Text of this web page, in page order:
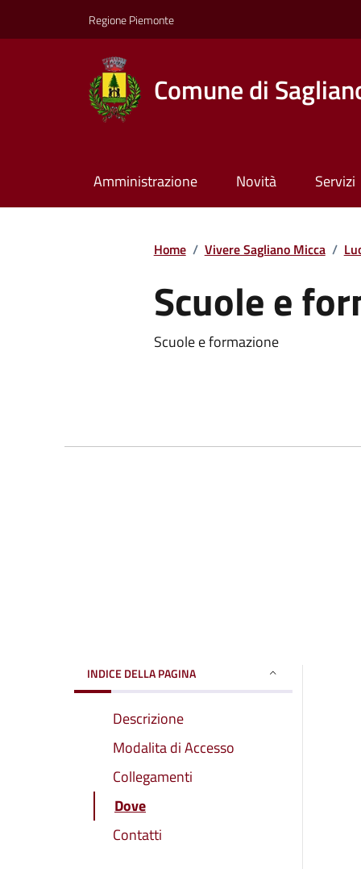
Regione Piemonte
Comune di
Amministrazione Novità Servizi
Home / Vivere Sagliano Micca /
Scuole e
Scuole e formazione
INDICE DELLA PAGINA
Descrizione
Modalita di Accesso
Collegamenti
Dove
Contatti